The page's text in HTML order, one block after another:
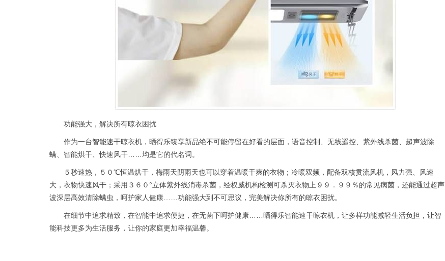
功能强大，解决所有晾衣困扰
作为一台智能速干晾衣机，晒得乐臻享新品绝不可能停留在好看的层面，语音控制、无线遥控、紫外线杀菌、超声波除
螨、智能烘干、快速风干……均是它的代名词。
５秒速热，５０℃恒温烘干，梅雨天阴雨天也可以穿着温暖干爽的衣物；冷暖双频，配备双核贯流风机，风力强、风速
大，衣物快速风干；采用３６０°立体紫外线消毒杀菌，经权威机构检测可杀灭衣物上９９．９９％的常见病菌，还能通过超声
波深层高效清除螨虫，呵护家人健康……功能强大到不可思议，完美解决你所有的晾衣困扰。
在细节中追求精致，在智能中追求便捷，在无菌下呵护健康……晒得乐智能速干晾衣机，让多样功能减轻生活负担，让智
能科技更多为生活服务，让你的家庭更加幸福温馨。